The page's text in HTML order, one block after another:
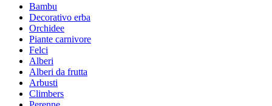
Bambu
Decorativo erba
Orchidee
Piante carnivore
Felci
Alberi
Alberi da frutta
Arbusti
Climbers